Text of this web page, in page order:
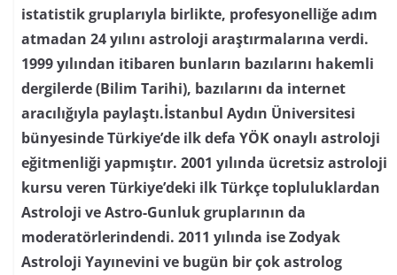
istatistik gruplarıyla birlikte, profesyonelliğe adım
atmadan 24 yılını astroloji araştırmalarına verdi.
1999 yılından itibaren bunların bazılarını hakemli
dergilerde (Bilim Tarihi), bazılarını da internet
aracılığıyla paylaştı.İstanbul Aydın Üniversitesi
bünyesinde Türkiye’de ilk defa YÖK onaylı astroloji
eğitmenliği yapmıştır. 2001 yılında ücretsiz astroloji
kursu veren Türkiye’deki ilk Türkçe topluluklardan
Astroloji ve Astro-Gunluk gruplarının da
moderatörlerindendi. 2011 yılında ise Zodyak
Astroloji Yayınevini ve bugün bir çok astrolog